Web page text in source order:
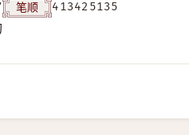
笔顺
413425135